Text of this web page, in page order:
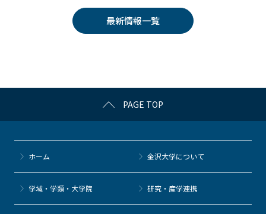
k
erk
et
n
a
最新情報一覧
PAGE TOP
ホーム 金沢大学について
学域・学類・大学院 研究・産学連携